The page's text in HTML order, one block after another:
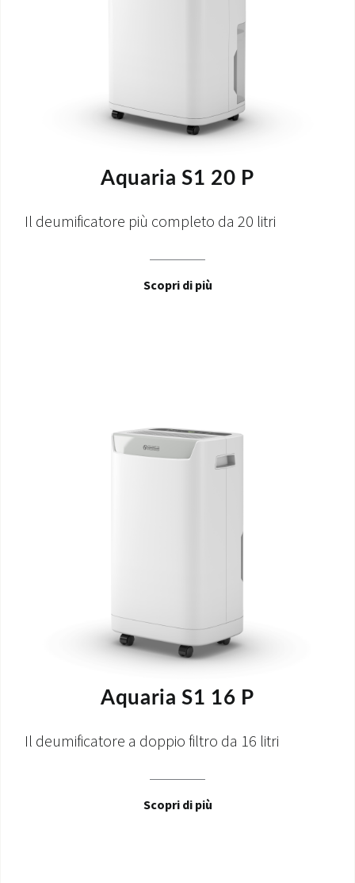
Aquaria S1 20 P
Il deumificatore più completo da 20 litri
Scopri di più
Aquaria S1 16 P
Il deumificatore a doppio filtro da 16 litri
Scopri di più